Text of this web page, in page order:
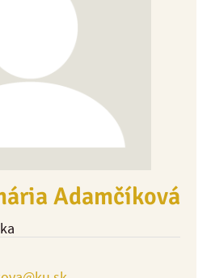
Adamčíková